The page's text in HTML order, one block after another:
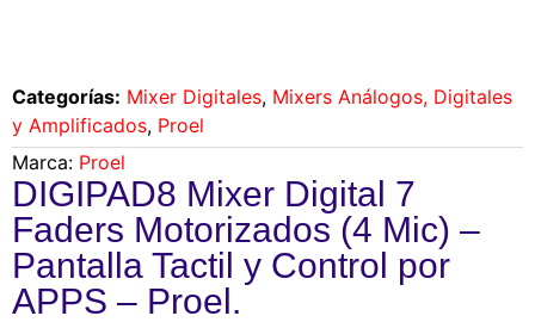
Categorías: Mixer Digitales, Mixers Análogos, Digitales
y Amplificados, Proel
Marca: Proel
DIGIPAD8 Mixer Digital 7
Faders Motorizados (4 Mic) –
Pantalla Tactil y Control por
APPS – Proel.